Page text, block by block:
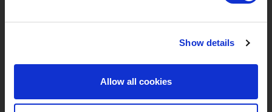
Show details
Allow all cookies
Catégories
Nouveaux Produits
À PROPOS DE LIVWISE
À Propos De Nous
Offres D'emploi